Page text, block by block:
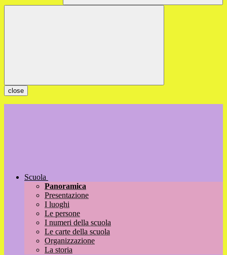
close
Scuola
Panoramica
Presentazione
I luoghi
Le persone
I numeri della scuola
Le carte della scuola
Organizzazione
La storia